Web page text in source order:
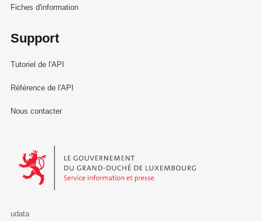
Fiches d'information
Support
Tutoriel de l'API
Référence de l'API
Nous contacter
Le Gouvernement du Grand-Duché de Luxembourg - Service
udata